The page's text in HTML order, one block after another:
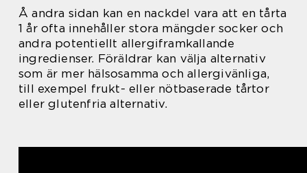
Å andra sidan kan en nackdel vara att en tårta
1 år ofta innehåller stora mängder socker och
andra potentiellt allergiframkallande
ingredienser. Föräldrar kan välja alternativ
som är mer hälsosamma och allergivänliga,
till exempel frukt- eller nötbaserade tårtor
eller glutenfria alternativ.